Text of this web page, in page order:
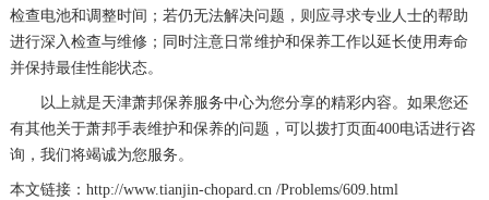
检查电池和调整时间；若仍无法解决问题，则应寻求专业人士的帮助
进行深入检查与维修；同时注意日常维护和保养工作以延长使用寿命
并保持最佳性能状态。
以上就是天津萧邦保养服务中心为您分享的精彩内容。如果您还
有其他关于萧邦手表维护和保养的问题，可以拨打页面400电话进行咨
询，我们将竭诚为您服务。
本文链接：http://www.tianjin-chopard.cn /Problems/609.html